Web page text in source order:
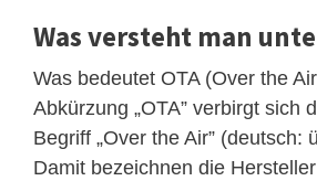
Was versteht man
Was bedeutet OTA (Over the
Abkürzung „OTA” verbirgt sich
Begriff „Over the Air” (deutsch:
Damit bezeichnen die